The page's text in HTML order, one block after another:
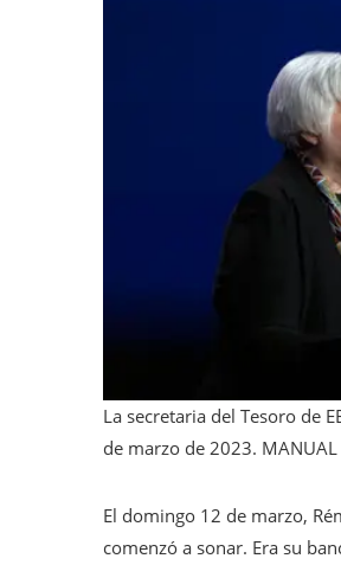
La secretaria del Tesoro de
de marzo de 2023. MANUAL
El domingo 12 de marzo,
comenzó a sonar. Era su